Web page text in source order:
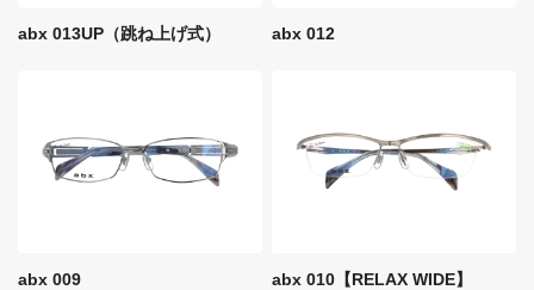
abx 013UP（跳ね上げ式） abx 012
abx 009 abx 010【RELAX WIDE】